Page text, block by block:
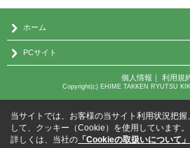
ホーム
PCサイト
個人情報 ｜ 利用規
Copyright(c) EHIME TAKKEN RYUTSU
当サイトでは、お客様の当サイト利用状況把
して、クッキー（Cookie）を使用しています。
詳しくは、当社の 「Cookieの取扱いについて」